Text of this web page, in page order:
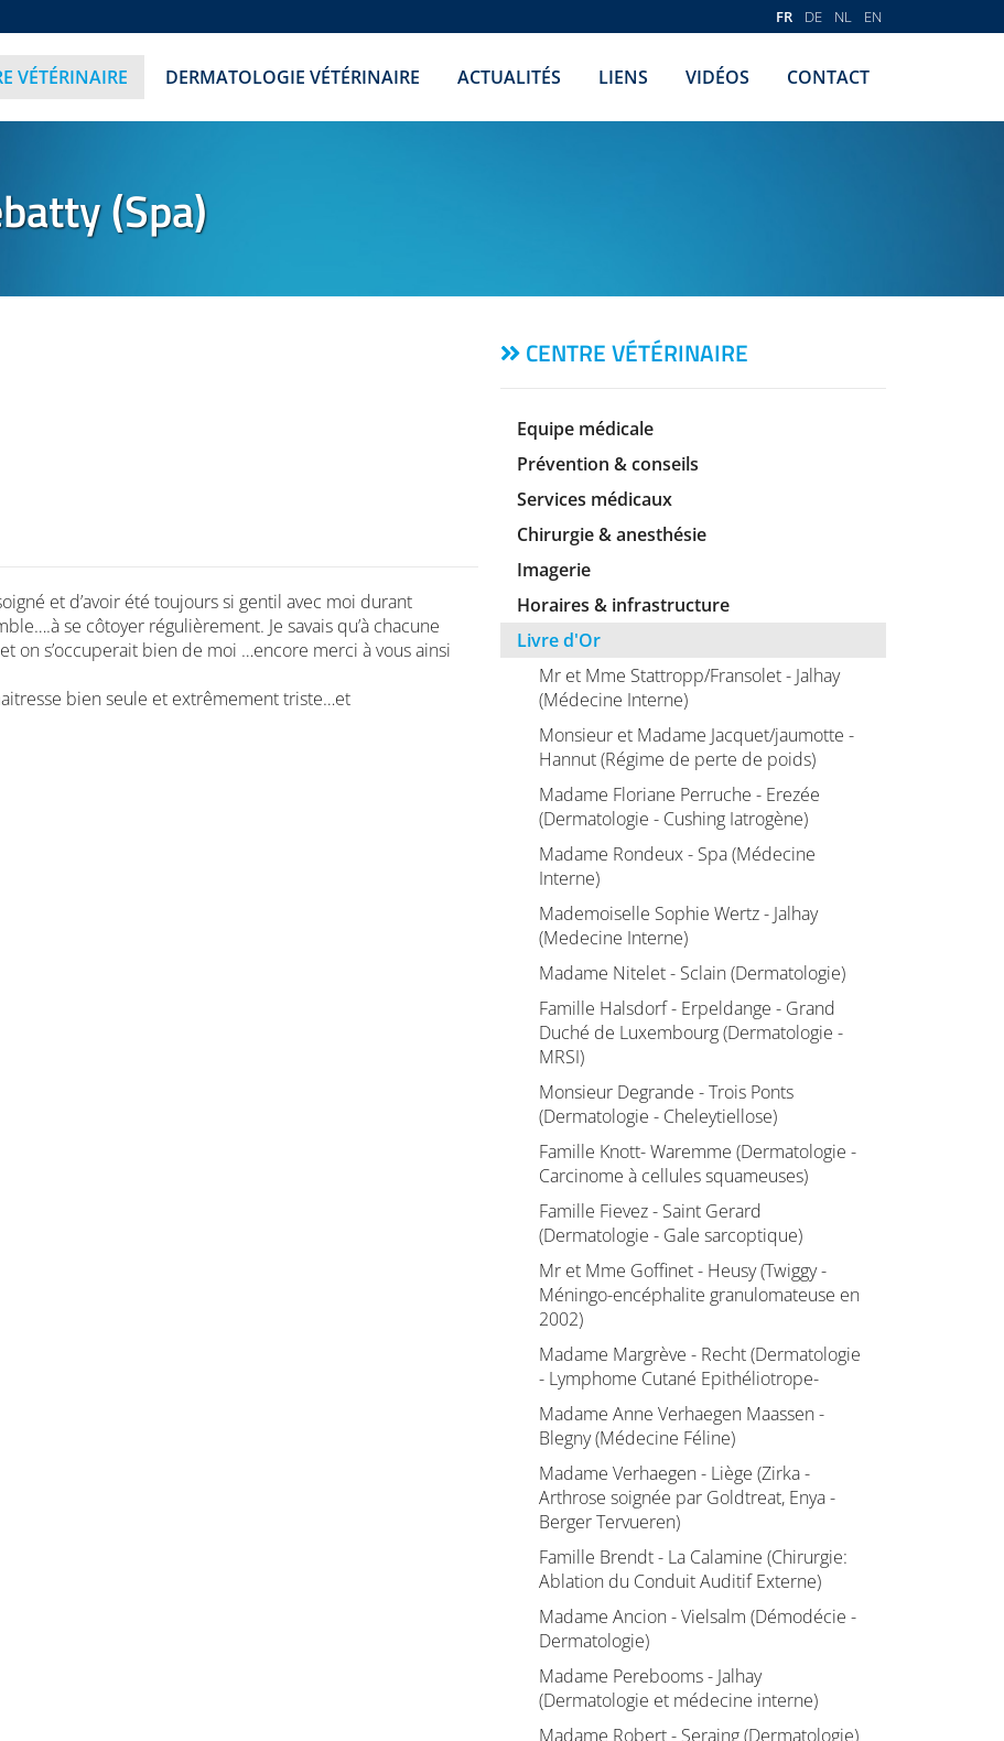
FR DE NL EN
VÉTÉRINAIRE DERMATOLOGIE VÉTÉRINAIRE ACTUALITÉS LIENS VIDÉOS CONTACT
(Spa)
CENTRE VÉTÉRINAIRE
Equipe médicale
Prévention & conseils
Services médicaux
Chirurgie & anesthésie
Imagerie
Horaires & infrastructure
Livre d'Or
Mr et Mme Stattropp/Fransolet - Jalhay
(Médecine Interne)
Monsieur et Madame Jacquet/jaumotte -
Hannut (Régime de perte de poids)
Madame Floriane Perruche - Erezée
(Dermatologie - Cushing Iatrogène)
Madame Rondeux - Spa (Médecine
Interne)
Mademoiselle Sophie Wertz - Jalhay
(Medecine Interne)
Madame Nitelet - Sclain (Dermatologie)
Famille Halsdorf - Erpeldange - Grand
Duché de Luxembourg (Dermatologie -
MRSI)
Monsieur Degrande - Trois Ponts
(Dermatologie - Cheleytiellose)
Famille Knott- Waremme (Dermatologie -
Carcinome à cellules squameuses)
Famille Fievez - Saint Gerard
(Dermatologie - Gale sarcoptique)
Mr et Mme Goffinet - Heusy (Twiggy -
Méningo-encéphalite granulomateuse en
2002)
Madame Margrève - Recht (Dermatologie
- Lymphome Cutané Epithéliotrope-
Madame Anne Verhaegen Maassen -
Blegny (Médecine Féline)
Madame Verhaegen - Liège (Zirka -
Arthrose soignée par Goldtreat, Enya -
Berger Tervueren)
Famille Brendt - La Calamine (Chirurgie:
Ablation du Conduit Auditif Externe)
Madame Ancion - Vielsalm (Démodécie -
Dermatologie)
Madame Perebooms - Jalhay
(Dermatologie et médecine interne)
Madame Robert - Seraing (Dermatologie)
et d’avoir été toujours si gentil avec moi durant
se côtoyer régulièrement. Je savais qu’à chacune
on s’occuperait bien de moi …encore merci à vous ainsi
bien seule et extrêmement triste…et